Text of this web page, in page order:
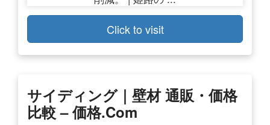
Click to visit
サイディング｜壁材 通販・価格
比較 – 価格.com